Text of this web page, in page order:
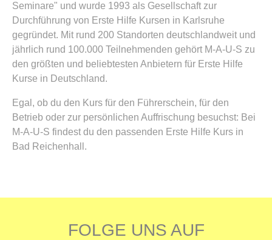
Seminare" und wurde 1993 als Gesellschaft zur
Durchführung von Erste Hilfe Kursen in Karlsruhe
gegründet. Mit rund 200 Standorten deutschlandweit und
jährlich rund 100.000 Teilnehmenden gehört M-A-U-S zu
den größten und beliebtesten Anbietern für Erste Hilfe
Kurse in Deutschland.
Egal, ob du den Kurs für den Führerschein, für den
Betrieb oder zur persönlichen Auffrischung besuchst: Bei
M-A-U-S findest du den passenden Erste Hilfe Kurs in
Bad Reichenhall.
FOLGE UNS AUF